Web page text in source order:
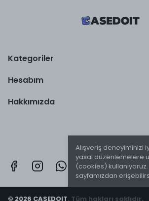
Alışveriş deneyiminizi
yasal düzenlemelere
(cookies)
sayfamızdan
Kategoriler
Hesabım
Hakkımızda
© 2026 CASEDOIT. Tüm hakları saklıdır.